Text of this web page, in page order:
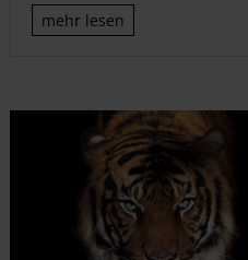
mehr lesen